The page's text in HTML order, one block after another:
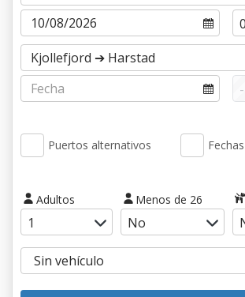
Puertos alternativos
Adultos Menos de 26